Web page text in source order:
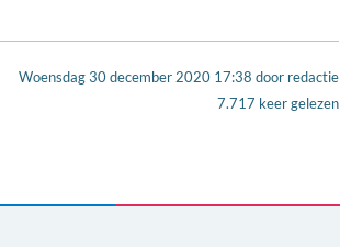
Woensdag 30 december 2020 17:38 door redactie
7.717 keer gelezen